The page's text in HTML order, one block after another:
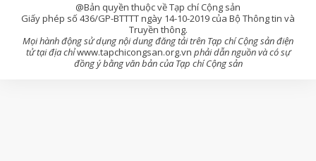
@Bản quyền thuộc về Tạp chí Cộng sản
Giấy phép số 436/GP-BTTTT ngày 14-10-2019 của Bộ Thông tin và
Truyền thông.
Mọi hành động sử dụng nội dung đăng tải trên Tạp chí Cộng sản điện
tử tại địa chỉwww.tapchicongsan.org.vn phải dẫn nguồn và có sự
đồng ý bằng văn bản của Tạp chí Cộng sản